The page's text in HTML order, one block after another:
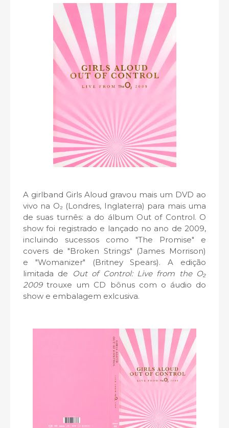
A girlband Girls Aloud gravou mais um DVD ao
vivo na O₂ (Londres, Inglaterra) para mais uma
de suas turnês: a do álbum Out of Control. O
show foi registrado e lançado no ano de 2009,
incluindo sucessos como "The Promise" e
covers de "Broken Strings" (James Morrison)
e "Womanizer" (Britney Spears). A edição
limitada de
Out of Control: Live from the O₂
2009trouxe um CD bônus com o áudio do
show e embalagem exlcusiva.